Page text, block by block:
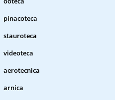
pinacoteca
stauroteca
videoteca
aerotecnica
arnica